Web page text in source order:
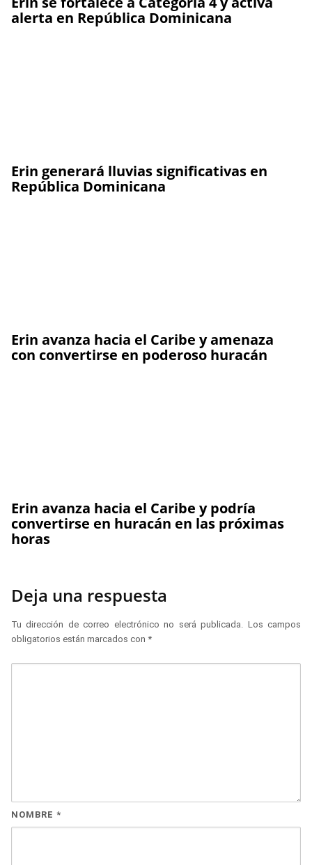
alerta en República Dominicana
Erin generará lluvias significativas en
República Dominicana
Erin avanza hacia el Caribe y amenaza
con convertirse en poderoso huracán
Erin avanza hacia el Caribe y podría
convertirse en huracán en las próximas
horas
Deja una respuesta
Tu dirección de correo electrónico no será publicada. Los campos
obligatorios están marcados con *
NOMBRE *